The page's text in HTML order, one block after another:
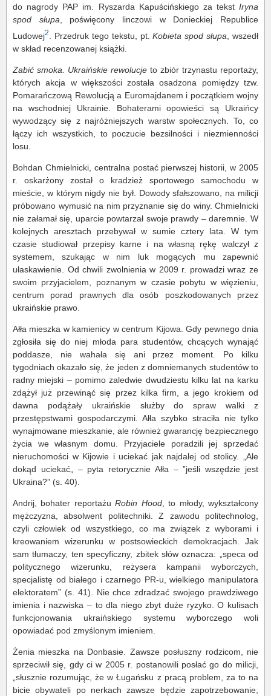
do nagrody PAP im. Ryszarda Kapuścińskiego za tekst Iryna
spod słupa, poświęcony linczowi w Donieckiej Republice
Ludowej2 . Przedruk tego tekstu, pt.Kobieta spod słupa , wszedł
w skład recenzowanej książki.
Zabić smoka. Ukraińskie rewolucje to zbiór trzynastu reportaży,
których akcja w większości została osadzona pomiędzy tzw.
Pomarańczową Rewolucją a Euromajdanem i początkiem wojny
na wschodniej Ukrainie. Bohaterami opowieści są Ukraińcy
wywodzący się z najróżniejszych warstw społecznych. To, co
łączy ich wszystkich, to poczucie bezsilności i niezmienności
losu.
Bohdan Chmielnicki, centralna postać pierwszej historii, w 2005
r. oskarżony został o kradzież sportowego samochodu w
mieście, w którym nigdy nie był. Dowody sfałszowano, na milicji
próbowano wymusić na nim przyznanie się do winy. Chmielnicki
nie załamał się, uparcie powtarzał swoje prawdy – daremnie. W
kolejnych aresztach przebywał w sumie cztery lata. W tym
czasie studiował przepisy karne i na własną rękę walczył z
systemem, szukając w nim luk mogących mu zapewnić
ułaskawienie. Od chwili zwolnienia w 2009 r. prowadzi wraz ze
swoim przyjacielem, poznanym w czasie pobytu w więzieniu,
centrum porad prawnych dla osób poszkodowanych przez
ukraińskie prawo.
Ałła mieszka w kamienicy w centrum Kijowa. Gdy pewnego dnia
zgłosiła się do niej młoda para studentów, chcących wynająć
poddasze, nie wahała się ani przez moment. Po kilku
tygodniach okazało się, że jeden z domniemanych studentów to
radny miejski – pomimo zaledwie dwudziestu kilku lat na karku
zdążył już przewinąć się przez kilka firm, a jego krokiem od
dawna podążały ukraińskie służby do spraw walki z
przestępstwami gospodarczymi. Ałła szybko straciła nie tylko
wynajmowane mieszkanie, ale również gwarancję bezpiecznego
życia we własnym domu. Przyjaciele poradzili jej sprzedać
nieruchomości w Kijowie i uciekać jak najdalej od stolicy. „Ale
dokąd uciekać„ – pyta retorycznie Ałła – ”jeśli wszędzie jest
Ukraina?” (s. 40).
Andrij, bohater reportażuRobin Hood, to młody, wykształcony
mężczyzna, absolwent politechniki. Z zawodu politechnolog,
czyli człowiek od wszystkiego, co ma związek z wyborami i
kreowaniem wizerunku w postsowieckich demokracjach. Jak
sam tłumaczy, ten specyficzny, zbitek słów oznacza: „speca od
politycznego wizerunku, reżysera kampanii wyborczych,
specjalistę od białego i czarnego PR-u, wielkiego manipulatora
elektoratem” (s. 41). Nie chce zdradzać swojego prawdziwego
imienia i nazwiska – to dla niego zbyt duże ryzyko. O kulisach
funkcjonowania ukraińskiego systemu wyborczego woli
opowiadać pod zmyślonym imieniem.
Żenia mieszka na Donbasie. Zawsze posłuszny rodzicom, nie
sprzeciwił się, gdy ci w 2005 r. postanowili posłać go do milicji,
„słusznie rozumując, że w Ługańsku z pracą problem, za to na
bicie obywateli po nerkach zawsze będzie zapotrzebowanie,